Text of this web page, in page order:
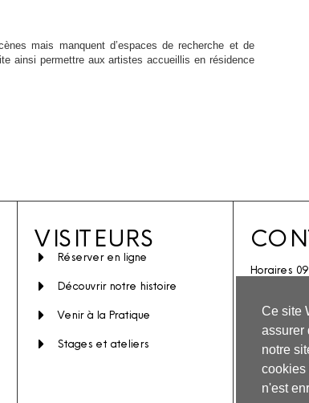
mais manquent d’espaces de recherche et de
ainsi permettre aux artistes accueillis en résidence
VISITEURS
Réserver en ligne
Découvrir notre histoire
Venir à la Pratique
Stages et ateliers
Horaires
1 Pl.
Nous écrire
Ce site
assurer
notre
cookies
n'est